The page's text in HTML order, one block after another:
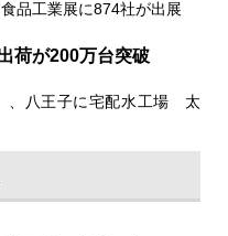
ラン」のチラシ
将来に備えてのこと。杉
行きは不透明だ」と、こ
の柱を立てておくべき、
に協力し火起こし体験を実
ちから歓声が上がった
品工業展に874社が出展
荷が200万台突破
（本社・松本市、土田泰
Ｒ」の累計出荷台数が６
、八王子に宅配水工場 太